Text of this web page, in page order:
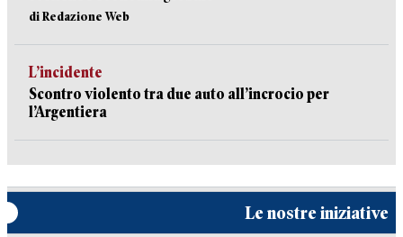
di Redazione Web
L’incidente
Scontro violento tra due auto all’incrocio per
l’Argentiera
Le nostre iniziative